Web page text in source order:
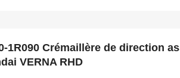
1R090 Crémaillère de direction
VERNA RHD